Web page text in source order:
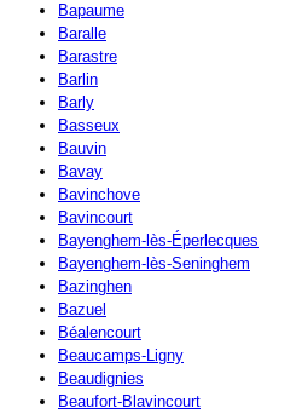
Bapaume
Baralle
Barastre
Barlin
Barly
Basseux
Bauvin
Bavay
Bavinchove
Bavincourt
Bayenghem-lès-Éperlecques
Bayenghem-lès-Seninghem
Bazinghen
Bazuel
Béalencourt
Beaucamps-Ligny
Beaudignies
Beaufort-Blavincourt